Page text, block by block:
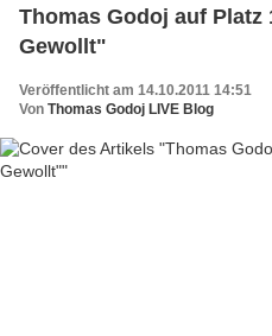
Thomas Godoj auf
Gewollt"
Veröffentlicht am 14.10.2011 14:51
Von Thomas Godoj LIVE Blog